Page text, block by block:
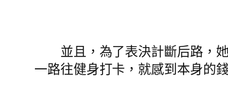
並且，為了表決計斷后路，她
一路往健身打卡，就感到本身的